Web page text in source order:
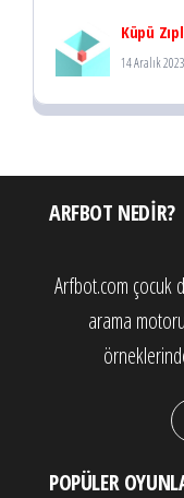
Küpü
14 Aralık 2023
ARFBOT NEDIR?
Arfbot.com çocuk
arama
POPÜLER